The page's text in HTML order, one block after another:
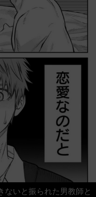
ないと振られた男教師と